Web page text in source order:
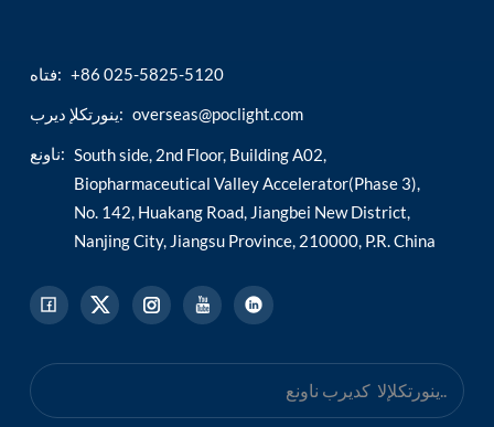
فتاه: +86 025-5825-5120
ينورتكلإ ديرب: overseas@poclight.com
ناونع: South side, 2nd Floor, Building A02,
Biopharmaceutical Valley Accelerator(Phase 3),
No. 142, Huakang Road, Jiangbei New District,
Nanjing City, Jiangsu Province, 210000, P.R. China